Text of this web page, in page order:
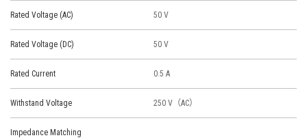
Rated Voltage (AC) 50 V
Rated Voltage (DC) 50 V
Rated Current 0.5 A
Withstand Voltage 250 V（AC）
Impedance Matching